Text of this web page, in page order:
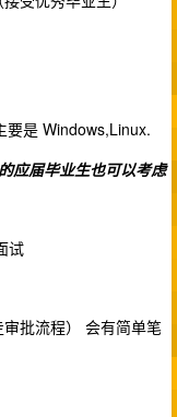
要是 Windows,Linux.
应届毕业生也可以考虑
试
批流程） 会有简单笔